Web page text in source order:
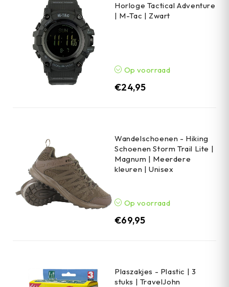
Horloge Tactical Adventure
| M-Tac | Zwart
Op voorraad
€24,95
Wandelschoenen - Hiking
Schoenen Storm Trail Lite |
Magnum | Meerdere
kleuren | Unisex
Op voorraad
€69,95
Plaszakjes - Plastic | 3
stuks | TravelJohn